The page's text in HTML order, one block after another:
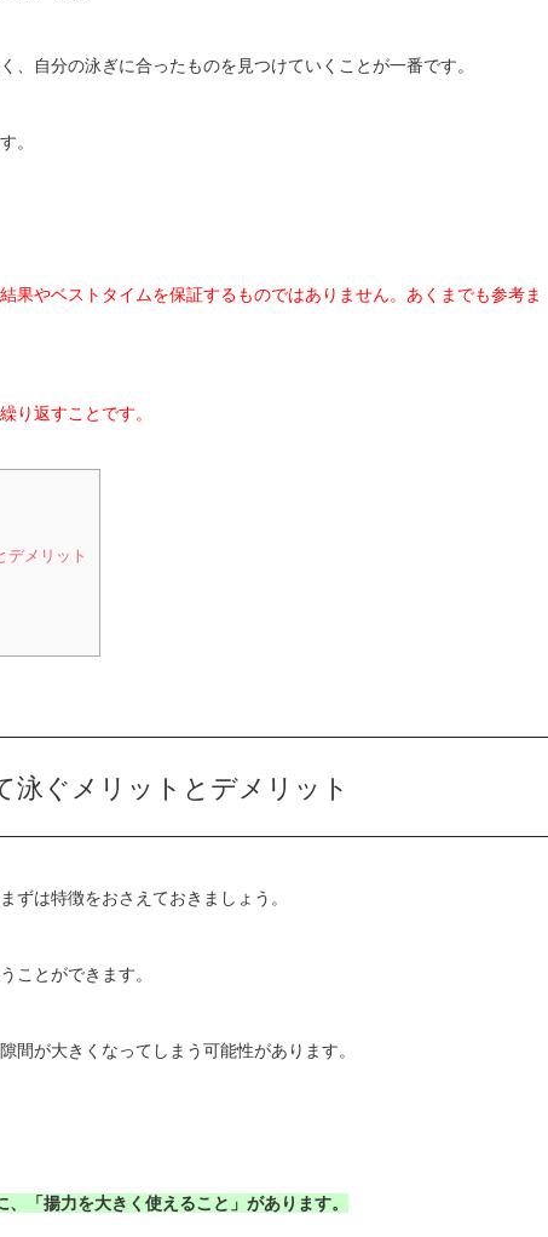
、自分の泳ぎに合ったものを見つけていくことが一番です。
。
果やベストタイムを保証するものではありません。あくまでも参考ま
り返すことです。
デメリット
泳ぐメリットとデメリット
ずは特徴をおさえておきましょう。
ことができます。
間が大きくなってしまう可能性があります。
「揚力を大きく使えること」があります。